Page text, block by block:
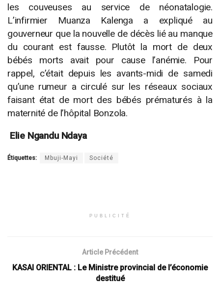
les couveuses au service de néonatalogie.
L’infirmier Muanza Kalenga a expliqué au
gouverneur que la nouvelle de décès lié au manque
du courant est fausse. Plutôt la mort de deux
bébés morts avait pour cause l’anémie. Pour
rappel, c’était depuis les avants-midi de samedi
qu’une rumeur a circulé sur les réseaux sociaux
faisant état de mort des bébés prématurés à la
maternité de l’hôpital Bonzola.
Elie Ngandu Ndaya
Étiquettes: Mbuji-Mayi Société
PUBLICITÉ
Article Précédent
KASAI ORIENTAL : Le Ministre provincial de l’économie
destitué